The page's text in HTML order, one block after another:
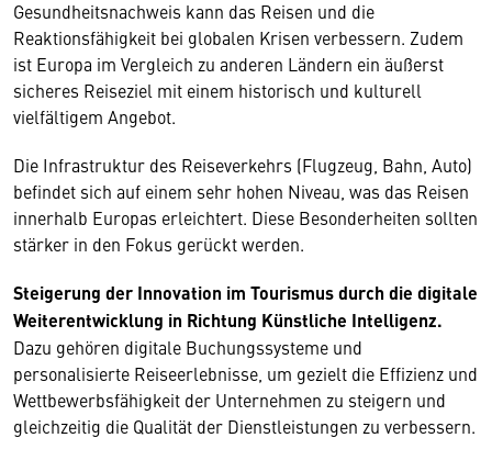
Gesundheitsnachweis kann das Reisen und die
Reaktionsfähigkeit bei globalen Krisen verbessern. Zudem
ist Europa im Vergleich zu anderen Ländern ein äußerst
sicheres Reiseziel mit einem historisch und kulturell
vielfältigem Angebot.
Die Infrastruktur des Reiseverkehrs (Flugzeug, Bahn, Auto)
befindet sich auf einem sehr hohen Niveau, was das Reisen
innerhalb Europas erleichtert. Diese Besonderheiten sollten
stärker in den Fokus gerückt werden.
Steigerung der Innovation im Tourismus durch die digitale
Weiterentwicklung in Richtung Künstliche Intelligenz.
Dazu gehören digitale Buchungssysteme und
personalisierte Reiseerlebnisse, um gezielt die Effizienz und
Wettbewerbsfähigkeit der Unternehmen zu steigern und
gleichzeitig die Qualität der Dienstleistungen zu verbessern.